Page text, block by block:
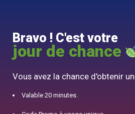
10% offert pour 50€ d’achats
Bravo ! C'est votre
jour de chance
Vous avez la chance d'obtenir
Valable 20 minutes.